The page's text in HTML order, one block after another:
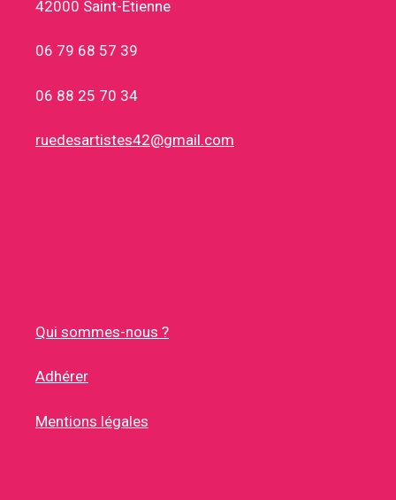
42000 Saint-Etienne
06 79 68 57 39
06 88 25 70 34
ruedesartistes42@gmail.com
Qui sommes-nous ?
Adhérer
Mentions légales